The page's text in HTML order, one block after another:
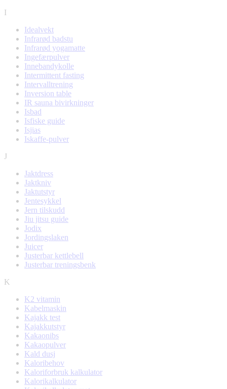
I
Idealvekt
Infrarød badstu
Infrarød yogamatte
Ingefærpulver
Innebandykolle
Intermittent fasting
Intervalltrening
Inversion table
IR sauna bivirkninger
Isbad
Isfiske guide
Isjias
Iskaffe-pulver
J
Jaktdress
Jaktkniv
Jaktutstyr
Jentesykkel
Jern tilskudd
Jiu jitsu guide
Jodix
Jordingslaken
Juicer
Justerbar kettlebell
Justerbar treningsbenk
K
K2 vitamin
Kabelmaskin
Kajakk test
Kajakkutstyr
Kakaonibs
Kakaopulver
Kald dusj
Kaloribehov
Kaloriforbruk kalkulator
Kalorikalkulator